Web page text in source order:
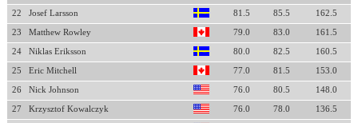
22 Josef Larsson 81.5 85.5 162.5
23 Matthew Rowley 79.0 83.0 161.5
24 Niklas Eriksson 80.0 82.5 160.5
25 Eric Mitchell 77.0 81.5 153.0
26 Nick Johnson 76.0 80.5 148.0
27 Krzysztof Kowalczyk 76.0 78.0 136.5